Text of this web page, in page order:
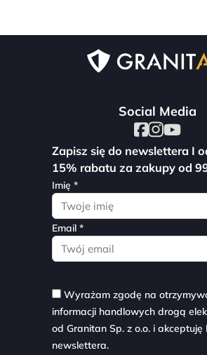
Social Media
Zapisz się do newslettera I
15% rabatu za zakupy od
Imię *
Email *
Wyrażam zgodę na
informacji handlowych drogą
od Granitan Sp. z o.o. i akceptuję
newslettera.